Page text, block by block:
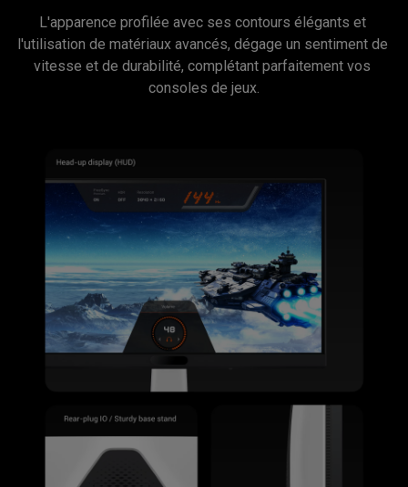
L'apparence profilée avec ses contours élégants et
l'utilisation de matériaux avancés, dégage un sentiment de
vitesse et de durabilité, complétant parfaitement vos
consoles de jeux.